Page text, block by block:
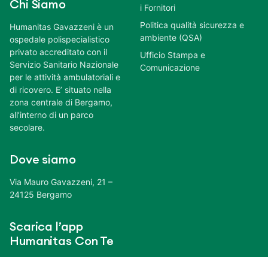
Chi Siamo
Humanitas Gavazzeni è un
ospedale polispecialistico
privato accreditato con il
Servizio Sanitario Nazionale
per le attività ambulatoriali e
di ricovero. E’ situato nella
zona centrale di Bergamo,
all’interno di un parco
secolare.
Dove siamo
Via Mauro Gavazzeni, 21 –
24125 Bergamo
Scarica l’app
Humanitas Con Te
i Fornitori
Politica qualità sicurezza e
ambiente (QSA)
Ufficio Stampa e
Comunicazione